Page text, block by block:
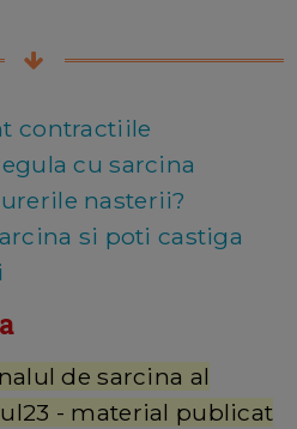
contractiile
cu sarcina
nasterii?
si poti castiga
de sarcina al
- material publicat